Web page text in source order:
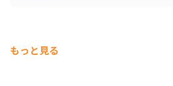
もっと見る